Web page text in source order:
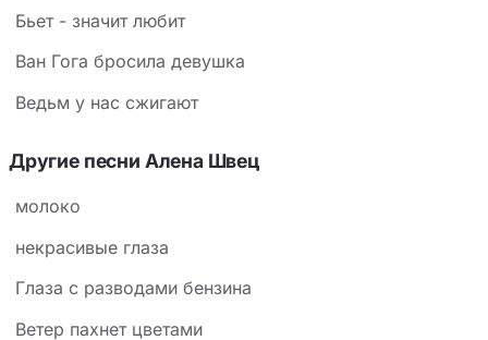
Бьет - значит любит
Ван Гога бросила девушка
Ведьм у нас сжигают
Другие песни Алена Швец
молоко
некрасивые глаза
Глаза с разводами бензина
Ветер пахнет цветами